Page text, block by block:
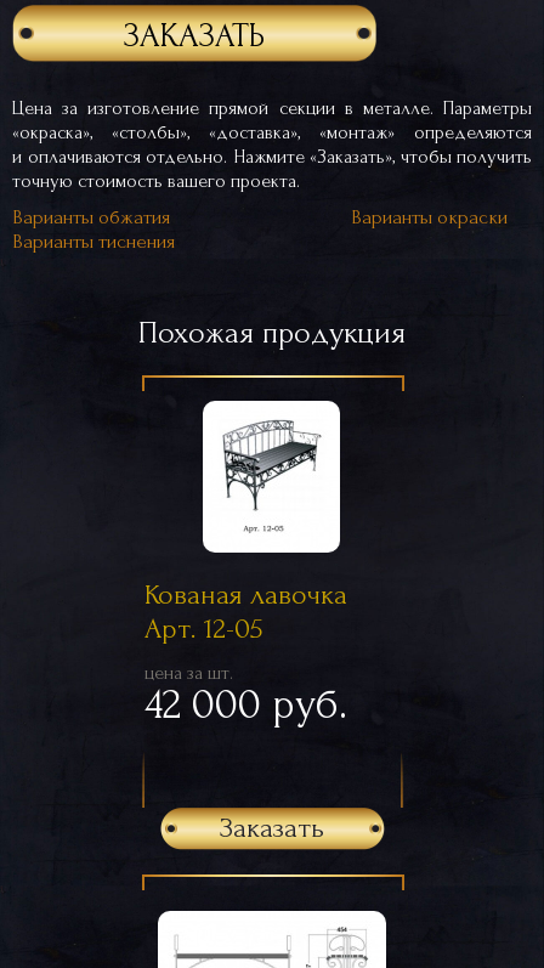
ЗАКАЗАТЬ
Цена за изготовление прямой секции в металле. Параметры
«окраска», «столбы», «доставка», «монтаж» определяются
и оплачиваются отдельно. Нажмите «Заказать», чтобы получить
точную стоимость вашего проекта.
Варианты обжатия
Варианты окраски
Варианты тиснения
Похожая продукция
Кованая лавочка
Арт. 12-05
цена за шт.
42 000 руб.
Заказать